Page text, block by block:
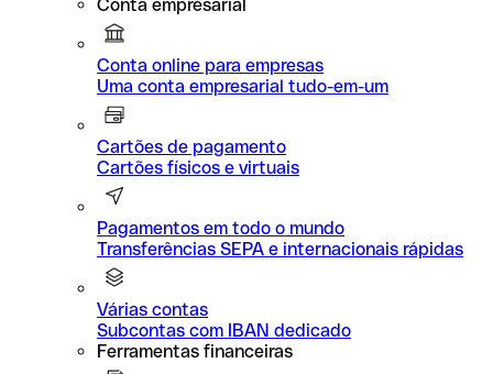
Conta empresarial
Conta online para empresas
Uma conta empresarial tudo-em-um
Cartões de pagamento
Cartões físicos e virtuais
Pagamentos em todo o mundo
Transferências SEPA e internacionais rápidas
Várias contas
Subcontas com IBAN dedicado
Ferramentas financeiras